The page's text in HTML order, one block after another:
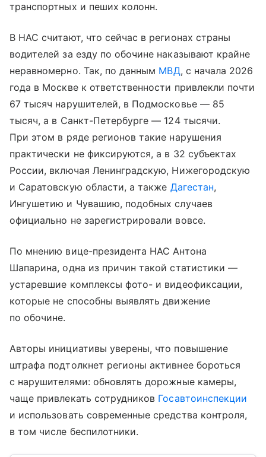
транспортных и пеших колонн.
В НАС считают, что сейчас в регионах страны
водителей за езду по обочине наказывают крайне
неравномерно. Так, по данным МВД, с начала 2026
года в Москве к ответственности привлекли почти
67 тысяч нарушителей, в Подмосковье — 85
тысяч, а в Санкт-Петербурге — 124 тысячи.
При этом в ряде регионов такие нарушения
практически не фиксируются, а в 32 субъектах
России, включая Ленинградскую, Нижегородскую
и Саратовскую области, а также Дагестан,
Ингушетию и Чувашию, подобных случаев
официально не зарегистрировали вовсе.
По мнению вице-президента НАС Антона
Шапарина, одна из причин такой статистики —
устаревшие комплексы фото- и видеофиксации,
которые не способны выявлять движение
по обочине.
Авторы инициативы уверены, что повышение
штрафа подтолкнет регионы активнее бороться
с нарушителями: обновлять дорожные камеры,
чаще привлекать сотрудников Госавтоинспекции
и использовать современные средства контроля,
в том числе беспилотники.